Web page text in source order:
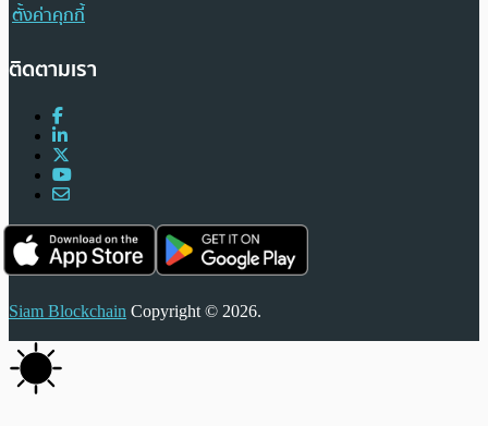
ตั้งค่าคุกกี้
ติดตามเรา
Siam Blockchain Copyright © 2026.